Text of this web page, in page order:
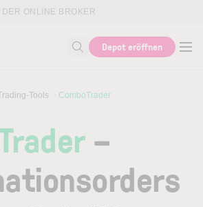
DER ONLINE BROKER
Suche nach Thema, ISIN...
Depot eröffnen
Tools ComboTrader
–